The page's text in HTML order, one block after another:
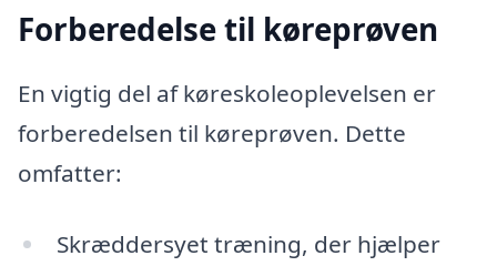
Forberedelse til køreprøven
En vigtig del af køreskoleoplevelsen er
forberedelsen til køreprøven. Dette
omfatter:
Skræddersyet træning, der hjælper